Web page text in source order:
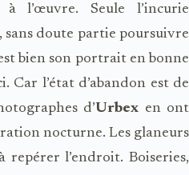
à l’œuvre. Seule l’incurie
sans doute partie poursuivre
bien son portrait en bonne
Car l’état d’abandon est de
d’Urbex en ont
nocturne. Les glaneurs
repérer l’endroit. Boiseries,